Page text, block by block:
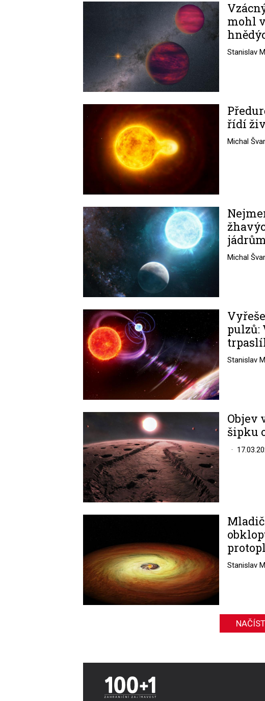
mohl
Stanislav
Image
řídí
Michal
Image
Michal
Image
pulzů:
Stanislav
Objev
šipku
Stanislav